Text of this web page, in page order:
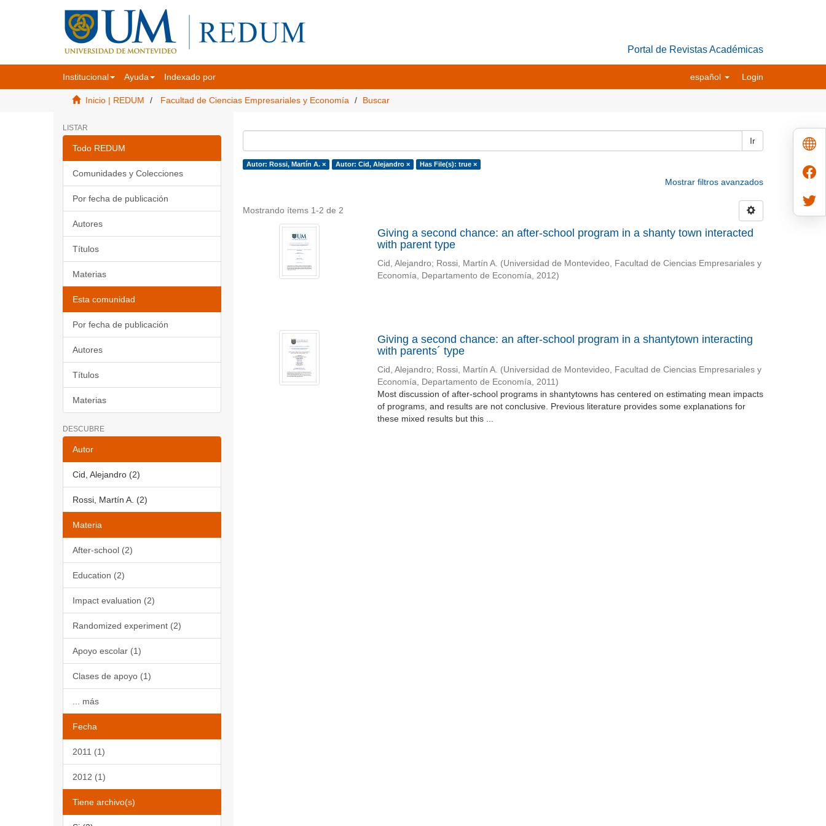
Portal de Revistas Académicas
Institucional Ayuda Indexado por español Login
Inicio | REDUM Facultad de Ciencias Empresariales y Economía Buscar
LISTAR
Todo REDUM
Comunidades y Colecciones
Por fecha de publicación
Autores
Títulos
Materias
Esta comunidad
Por fecha de publicación
Autores
Títulos
Materias
DESCUBRE
Autor
Cid, Alejandro (2)
Rossi, Martín A. (2)
Materia
After-school (2)
Education (2)
Impact evaluation (2)
Randomized experiment (2)
Apoyo escolar (1)
Clases de apoyo (1)
... más
Fecha
2011 (1)
2012 (1)
Tiene archivo(s)
Ir
Autor: Rossi, Martín A. × Autor: Cid, Alejandro × Has File(s): true ×
Mostrar filtros avanzados
Mostrando ítems 1-2 de 2
Giving a second chance: an after-school program in a shanty town interacted
with parent type
Cid, Alejandro; Rossi, Martín A. (Universidad de Montevideo, Facultad de Ciencias Empresariales y
Economía, Departamento de Economía, 2012)
Giving a second chance: an after-school program in a shantytown interacting
with parents´ type
Cid, Alejandro; Rossi, Martín A. (Universidad de Montevideo, Facultad de Ciencias Empresariales y
Economía, Departamento de Economía, 2011)
Most discussion of after-school programs in shantytowns has centered on estimating mean impacts
of programs, and results are not conclusive. Previous literature provides some explanations for
these mixed results but this ...